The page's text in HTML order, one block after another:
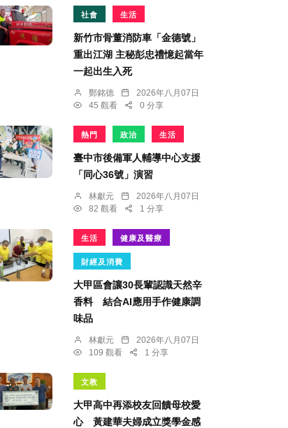
社會 生活
新竹市骨董消防車「金德號」
重出江湖 主秘彭忠禮憶起當年
一起出生入死
鄭銘德
2026年八月07日
45 觀看
0 分享
熱門 政治 生活
臺中市後備軍人輔導中心支援
「同心36號」演習
林獻元
2026年八月07日
82 觀看
1 分享
生活 健康及醫療
財經及消費
大甲區會讓30長輩認識天然辛
香料 結合AI應用手作健康調
味品
林獻元
2026年八月07日
109 觀看
1 分享
文教
大甲高中再添校友回饋母校愛
心 黃建華夫婦成立獎學金感